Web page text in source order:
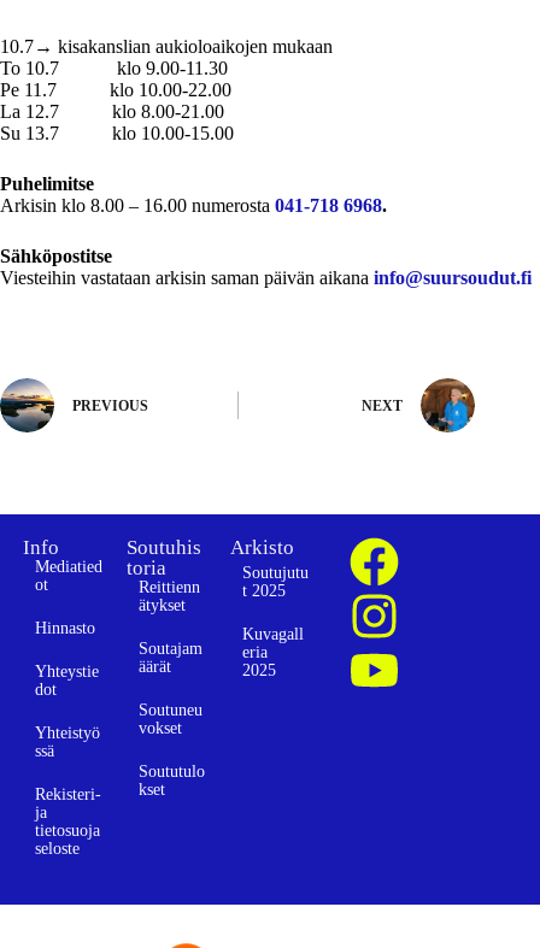
10.7→ kisakanslian aukioloaikojen mukaan
To 10.7 klo 9.00-11.30
Pe 11.7 klo 10.00-22.00
La 12.7 klo 8.00-21.00
Su 13.7 klo 10.00-15.00
Puhelimitse
Arkisin klo 8.00 – 16.00 numerosta 041-718 6968.
Sähköpostitse
Viesteihin vastataan arkisin saman päivän aikana info@suursoudut.fi
PREVIOUS NEXT
Info
Mediatied
ot
Hinnasto
Yhteystie
dot
Yhteistyö
ssä
Rekisteri-
ja
tietosuoja
seloste
Soutuhis
toria
Reittienn
ätykset
Soutajam
äärät
Soutuneu
vokset
Soututulo
kset
Arkisto
Soutujutu
t 2025
Kuvagall
eria
2025